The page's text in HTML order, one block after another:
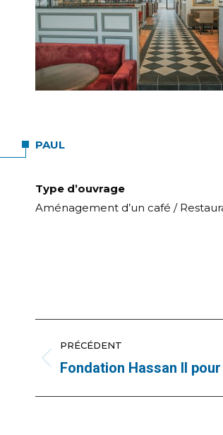
PAUL
Type d’ouvrage
Aménagement d’un café /
NAVIGATION
DE
COMMENTAIRE
PRÉCÉDENT
Onglet
Fondation Hassan II pour